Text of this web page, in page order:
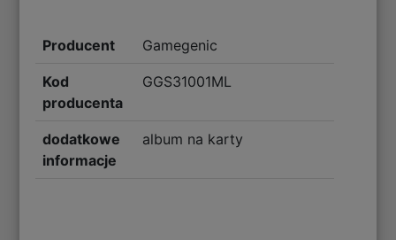
Producent Gamegenic
Kod
producenta
GGS31001ML
dodatkowe
informacje
album na karty